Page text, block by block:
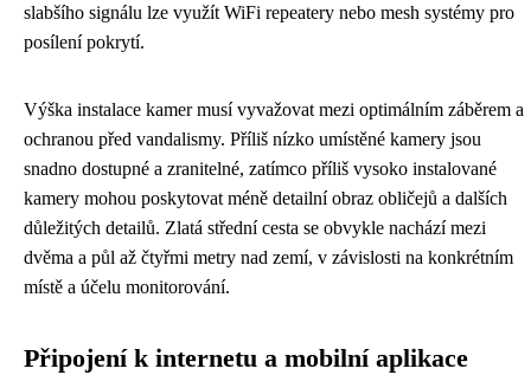
slabšího signálu lze využít WiFi repeatery nebo mesh systémy pro
posílení pokrytí.
Výška instalace kamer musí vyvažovat mezi optimálním záběrem a
ochranou před vandalismy. Příliš nízko umístěné kamery jsou
snadno dostupné a zranitelné, zatímco příliš vysoko instalované
kamery mohou poskytovat méně detailní obraz obličejů a dalších
důležitých detailů. Zlatá střední cesta se obvykle nachází mezi
dvěma a půl až čtyřmi metry nad zemí, v závislosti na konkrétním
místě a účelu monitorování.
Připojení k internetu a mobilní aplikace